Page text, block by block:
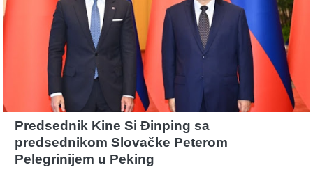
Predsednik Kine Si Đinping sa
predsednikom Slovačke Peterom
Pelegrinijem u Peking